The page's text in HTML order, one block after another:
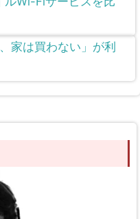
家は買わない」が利